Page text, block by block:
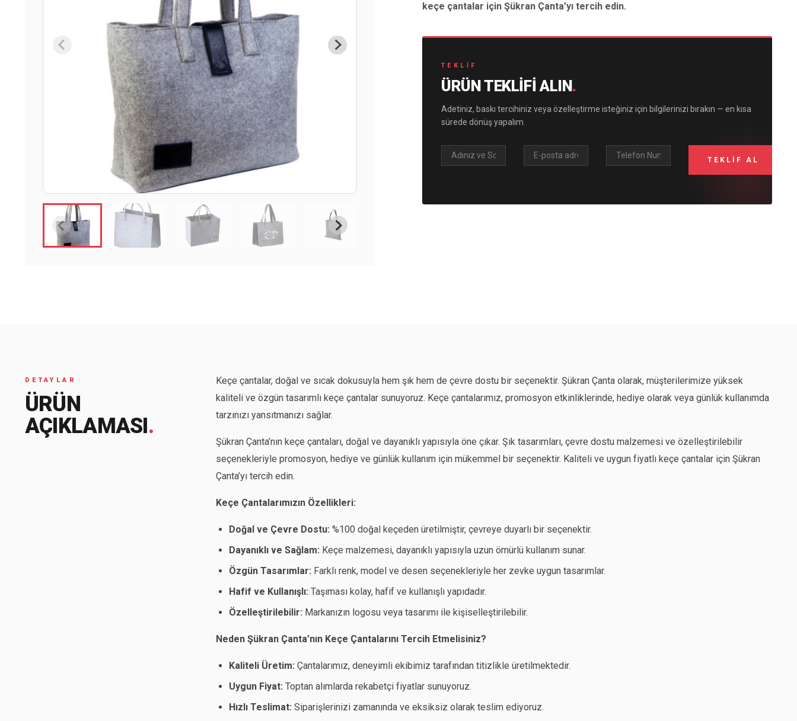
Promosyon Laptop Çantaları
Promosyon Sırt Çantaları
keçe çantalar için Şükran Çanta’yı tercih edin.
TEKLIF
ÜRÜN TEKLIFI ALIN.
Adetiniz, baskı tercihiniz veya özelleştirme isteğiniz için bilgilerinizi bırakın — en kısa
sürede dönüş yapalım.
DETAYLAR
ÜRÜN
AÇIKLAMASI.
Keçe çantalar, doğal ve sıcak dokusuyla hem şık hem de çevre dostu bir seçenektir. Şükran Çanta olarak, müşterilerimize yüksek
kaliteli ve özgün tasarımlı keçe çantalar sunuyoruz. Keçe çantalarımız, promosyon etkinliklerinde, hediye olarak veya günlük kullanımda
tarzınızı yansıtmanızı sağlar.
Şükran Çanta’nın keçe çantaları, doğal ve dayanıklı yapısıyla öne çıkar. Şık tasarımları, çevre dostu malzemesi ve özelleştirilebilir
seçenekleriyle promosyon, hediye ve günlük kullanım için mükemmel bir seçenektir. Kaliteli ve uygun fiyatlı keçe çantalar için Şükran
Çanta’yı tercih edin.
Keçe Çantalarımızın Özellikleri:
Doğal ve Çevre Dostu: %100 doğal keçeden üretilmiştir, çevreye duyarlı bir seçenektir.
Dayanıklı ve Sağlam: Keçe malzemesi, dayanıklı yapısıyla uzun ömürlü kullanım sunar.
Özgün Tasarımlar: Farklı renk, model ve desen seçenekleriyle her zevke uygun tasarımlar.
Hafif ve Kullanışlı: Taşıması kolay, hafif ve kullanışlı yapıdadır.
Özelleştirilebilir: Markanızın logosu veya tasarımı ile kişiselleştirilebilir.
Neden Şükran Çanta’nın Keçe Çantalarını Tercih Etmelisiniz?
Kaliteli Üretim: Çantalarımız, deneyimli ekibimiz tarafından titizlikle üretilmektedir.
Uygun Fiyat: Toptan alımlarda rekabetçi fiyatlar sunuyoruz.
Hızlı Teslimat: Siparişlerinizi zamanında ve eksiksiz olarak teslim ediyoruz.